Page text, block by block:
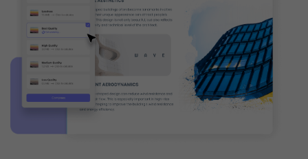
Scegli la qualità del file tra lossless, massima,
media e bassa per ridurre la dimensione del
Anteprima delle Dimensioni del File e
Prima di ridurre le dimensioni del file PDF, puoi
visualizzare in anteprima le dimensioni del file
compresso finale e il risultato della qualità.